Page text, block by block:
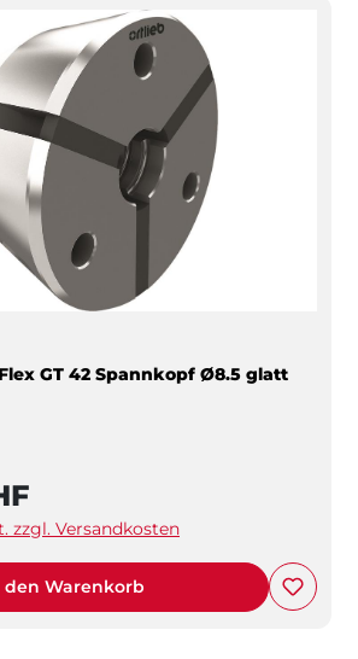
GT 42 Spannkopf Ø8.5 glatt
zzgl. Versandkosten
den Warenkorb